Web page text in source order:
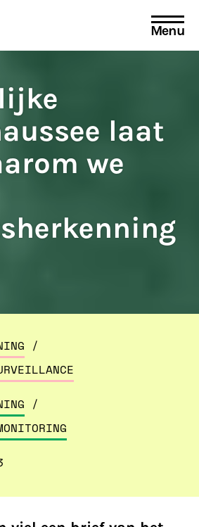
Menu
laat
we
/
/